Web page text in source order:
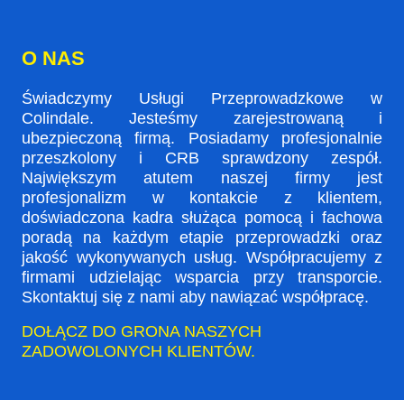
O NAS
Świadczymy Usługi Przeprowadzkowe w
Colindale. Jesteśmy zarejestrowaną i
ubezpieczoną firmą. Posiadamy profesjonalnie
przeszkolony i CRB sprawdzony zespół.
Największym atutem naszej firmy jest
profesjonalizm w kontakcie z klientem,
doświadczona kadra służąca pomocą i fachowa
poradą na każdym etapie przeprowadzki oraz
jakość wykonywanych usług. Współpracujemy z
firmami udzielając wsparcia przy transporcie.
Skontaktuj się z nami aby nawiązać współpracę.
DOŁĄCZ DO GRONA NASZYCH
ZADOWOLONYCH KLIENTÓW.